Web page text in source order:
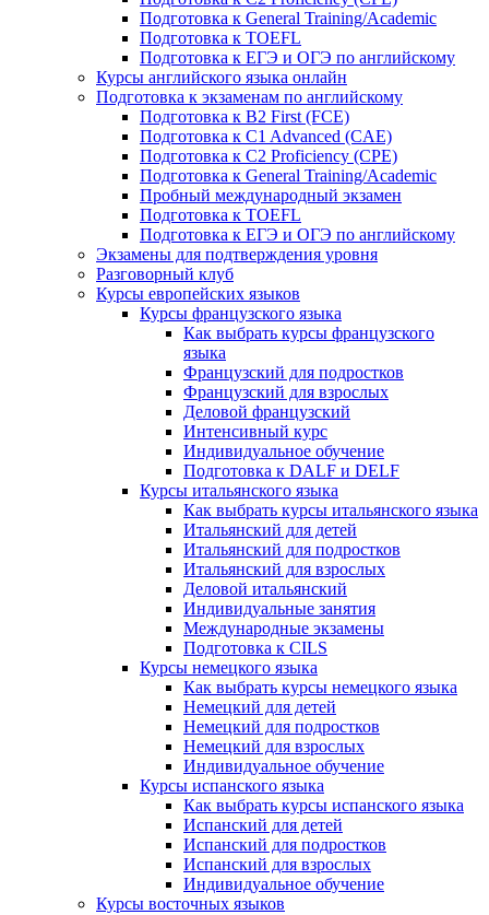
Подготовка к General Training/Academic
Подготовка к TOEFL
Подготовка к ЕГЭ и ОГЭ по английскому
Курсы английского языка онлайн
Подготовка к экзаменам по английскому
Подготовка к B2 First (FCE)
Подготовка к C1 Advanced (CAE)
Подготовка к C2 Proficiency (CPE)
Подготовка к General Training/Academic
Пробный международный экзамен
Подготовка к TOEFL
Подготовка к ЕГЭ и ОГЭ по английскому
Экзамены для подтверждения уровня
Разговорный клуб
Курсы европейских языков
Курсы французского языка
Как выбрать курсы французского
языка
Французский для подростков
Французский для взрослых
Деловой французский
Интенсивный курс
Индивидуальное обучение
Подготовка к DALF и DELF
Курсы итальянского языка
Как выбрать курсы итальянского языка
Итальянский для детей
Итальянский для подростков
Итальянский для взрослых
Деловой итальянский
Индивидуальные занятия
Международные экзамены
Подготовка к CILS
Курсы немецкого языка
Как выбрать курсы немецкого языка
Немецкий для детей
Немецкий для подростков
Немецкий для взрослых
Индивидуальное обучение
Курсы испанского языка
Как выбрать курсы испанского языка
Испанский для детей
Испанский для подростков
Испанский для взрослых
Индивидуальное обучение
Курсы восточных языков